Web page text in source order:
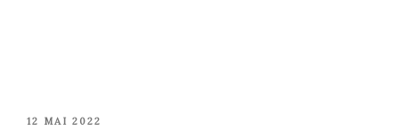
PUBLIÉ
12 MAI 2022